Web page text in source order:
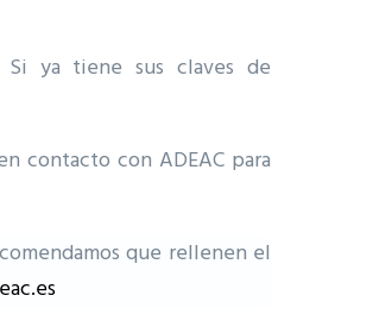
Si ya tiene sus claves de
contacto con ADEAC para
que rellenen el